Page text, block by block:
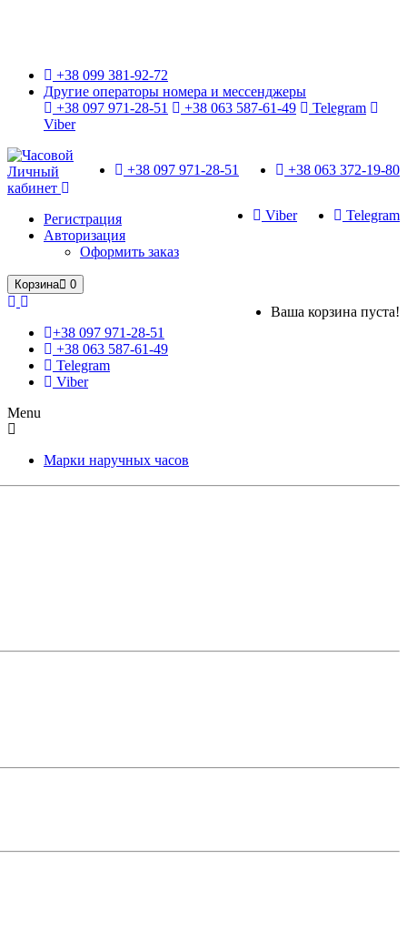
+38 099 381-92-72
Другие операторы номера и мессенджеры
+38 097 971-28-51
+38 063 587-61-49
Telegram
Viber
+38 063 372-19-80
+38 097 971-28-51
Telegram
Viber
Личный
кабинет
Регистрация
Авторизация
Оформить заказ
Корзина 0
Ваша корзина пуста!
+38 097 971-28-51
+38 063 587-61-49
Telegram
Viber
Menu
Марки наручных часов